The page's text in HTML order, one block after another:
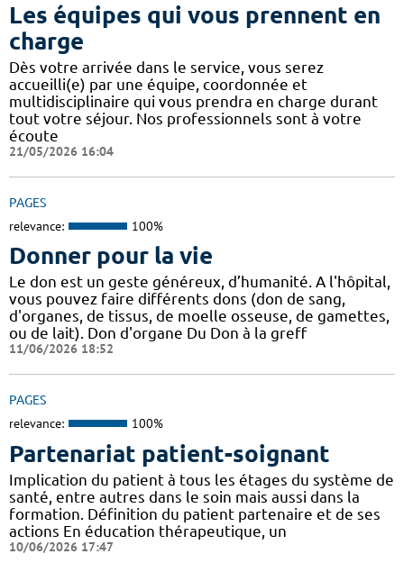
Les équipes qui vous prennent en
charge
Dès votre arrivée dans le service, vous serez
accueilli(e) par une équipe, coordonnée et
multidisciplinaire qui vous prendra en charge durant
tout votre séjour. Nos professionnels sont à votre
écoute
21/05/2026 16:04
PAGES
relevance: 100%
Donner pour la vie
Le don est un geste généreux, d’humanité. A l'hôpital,
vous pouvez faire différents dons (don de sang,
d'organes, de tissus, de moelle osseuse, de gamettes,
ou de lait). Don d'organe Du Don à la greff
11/06/2026 18:52
PAGES
relevance: 100%
Partenariat patient-soignant
Implication du patient à tous les étages du système de
santé, entre autres dans le soin mais aussi dans la
formation. Définition du patient partenaire et de ses
actions En éducation thérapeutique, un
10/06/2026 17:47